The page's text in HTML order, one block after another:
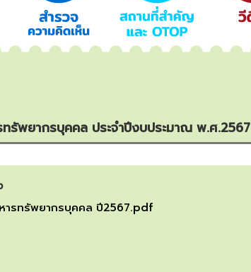
ทรัพยากรบุคคล ประจำปีงบประมาณ พ.ศ.2567
ารทรัพยากรบุคคล ปี2567.pdf